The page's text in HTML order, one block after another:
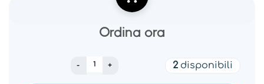
Ordina ora
LAICA BATHROOM SCALE DIGITAL
2 disponibili